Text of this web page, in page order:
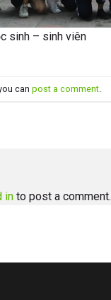
sinh – sinh viên
can post a comment
in to post a comment.